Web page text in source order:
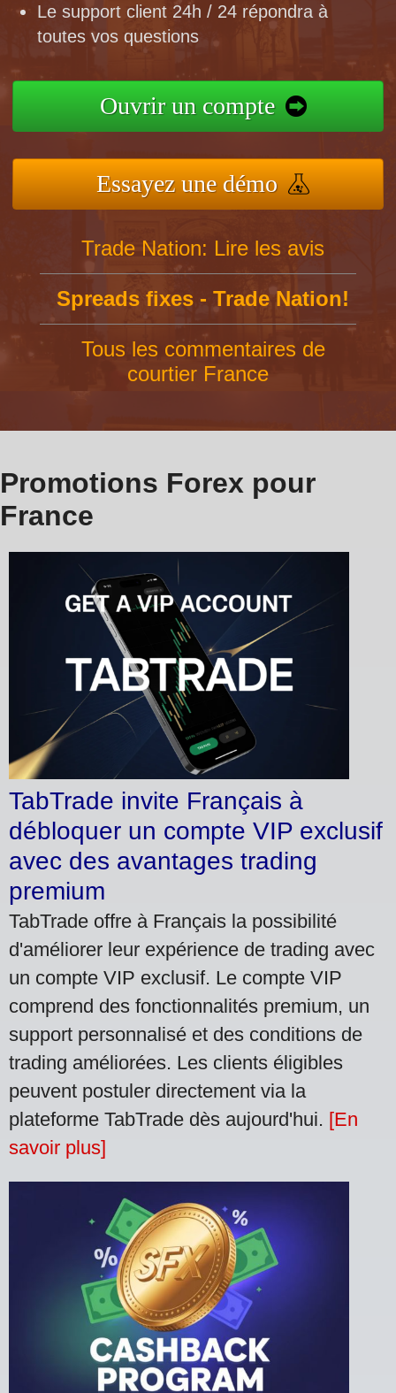
Le support client 24h / 24 répondra à
toutes vos questions
Ouvrir un compte
Essayez une démo
Trade Nation: Lire les avis
Spreads fixes - Trade Nation!
Tous les commentaires de
courtier France
Promotions Forex pour
France
TabTrade invite Français à
débloquer un compte VIP exclusif
avec des avantages trading
premium
TabTrade offre à Français la possibilité
d'améliorer leur expérience de trading avec
un compte VIP exclusif. Le compte VIP
comprend des fonctionnalités premium, un
support personnalisé et des conditions de
trading améliorées. Les clients éligibles
peuvent postuler directement via la
plateforme TabTrade dès aujourd'hui. [En
savoir plus]